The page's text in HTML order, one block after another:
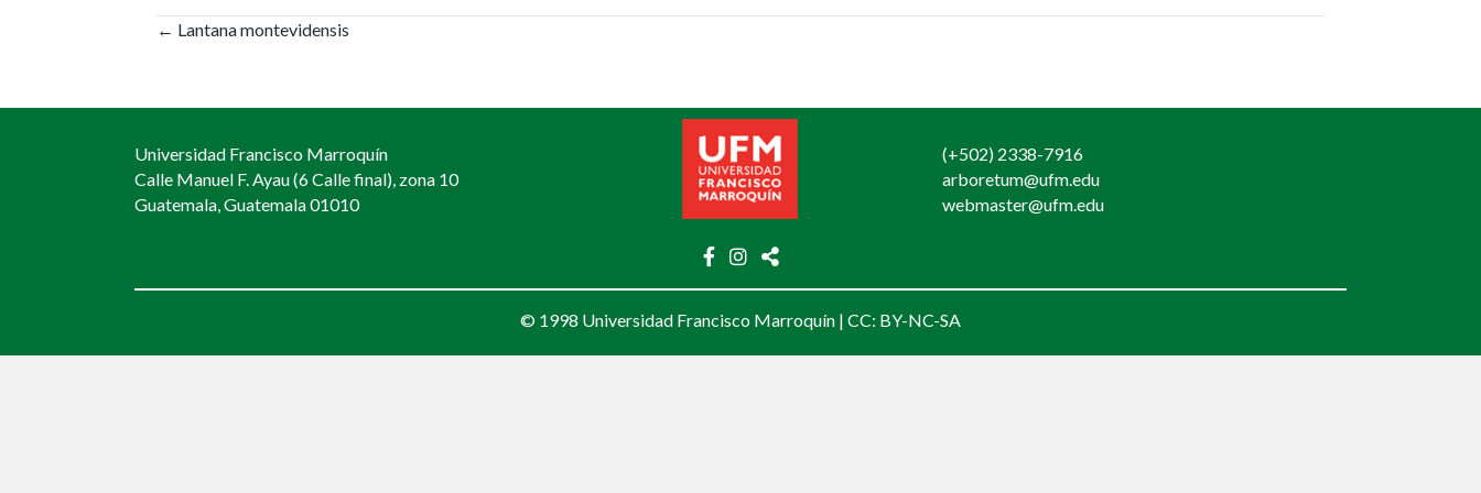
Posts
← Lantana montevidensis
Universidad Francisco Marroquín
Calle Manuel F. Ayau (6 Calle final), zona 10
Guatemala, Guatemala 01010
(+502) 2338-7916
arboretum@ufm.edu
webmaster@ufm.edu
© 1998 Universidad Francisco Marroquín | CC: BY-NC-SA